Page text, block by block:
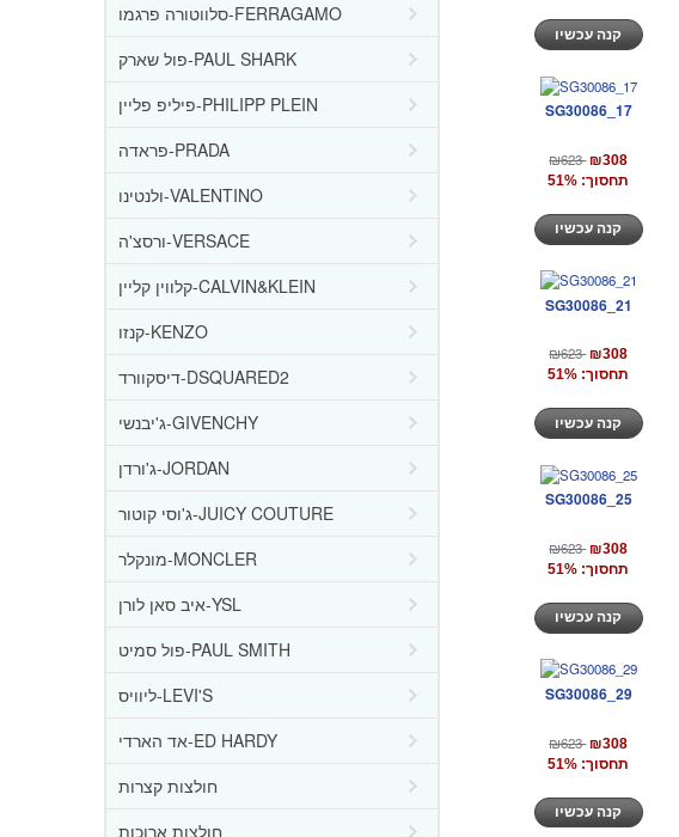
סלווטורה פרגמו-FERRAGAMO
פול שארק-PAUL SHARK
פיליפ פליין-PHILIPP PLEIN
פראדה-PRADA
ולנטינו-VALENTINO
ורסצ'ה-VERSACE
קלווין קליין-CALVIN&KLEIN
קנזו-KENZO
דיסקוורד-DSQUARED2
ג'יבנשי-GIVENCHY
ג'ורדן-JORDAN
ג'וסי קוטור-JUICY COUTURE
מונקלר-MONCLER
איב סאן לורן-YSL
פול סמיט-PAUL SMITH
ליוויס-LEVI'S
אד הארדי-ED HARDY
חולצות קצרות
חולצות ארוכות
SG30086_17
₪623 ₪308
תחסוך: 51%
SG30086_21
₪623 ₪308
תחסוך: 51%
SG30086_25
₪623 ₪308
תחסוך: 51%
SG30086_29
₪623 ₪308
תחסוך: 51%